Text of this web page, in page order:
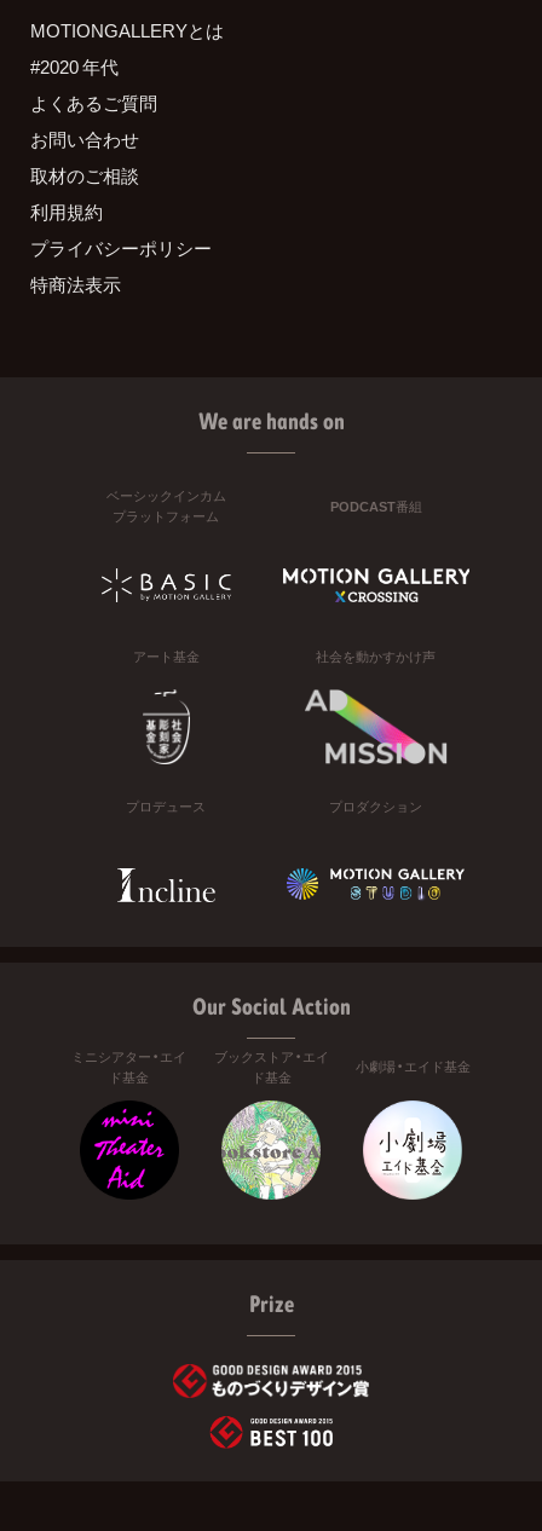
MOTIONGALLERYとは
#2020 年代
よくあるご質問
お問い合わせ
取材のご相談
利用規約
プライバシーポリシー
特商法表示
We are hands on
ベーシックインカム
プラットフォーム
PODCAST番組
アート基金 社会を動かすかけ声
プロデュース プロダクション
Our Social Action
ミニシアター・エイ
ド基金
ブックストア・エイ
ド基金
小劇場・エイド基金
Prize